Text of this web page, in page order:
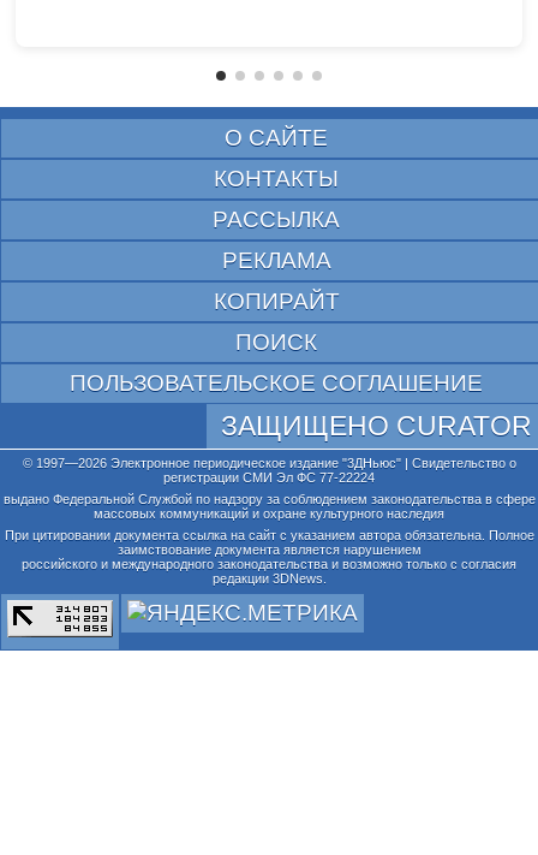
О САЙТЕ
КОНТАКТЫ
РАССЫЛКА
РЕКЛАМА
КОПИРАЙТ
ПОИСК
ПОЛЬЗОВАТЕЛЬСКОЕ СОГЛАШЕНИЕ
ЗАЩИЩЕНО CURATOR
© 1997—2026 Электронное периодическое издание "3ДНьюс" | Свидетельство о
регистрации СМИ Эл ФС 77-22224
выдано Федеральной Службой по надзору за соблюдением законодательства в сфере
массовых коммуникаций и охране культурного наследия
При цитировании документа ссылка на сайт с указанием автора обязательна. Полное
заимствование документа является нарушением
российского и международного законодательства и возможно только с согласия
редакции 3DNews.